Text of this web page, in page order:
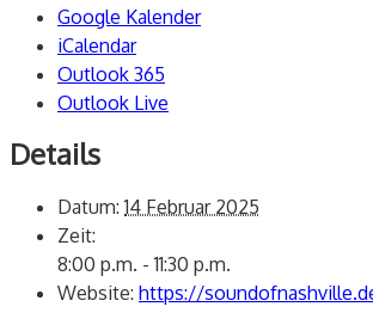
Google Kalender
iCalendar
Outlook 365
Outlook Live
Details
Datum: 14 Februar 2025
Zeit:
8:00 p.m. - 11:30 p.m.
Website: https://